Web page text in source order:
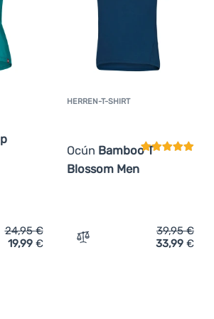
'Damenunterhemd Ocún Fionna Top'
24,95€
19,99 €
HERREN-T-SHIRT
Ocún Bamboo T
Blossom Men
Zum Vergleich 'Herren-T-
39,95€
33,99 €